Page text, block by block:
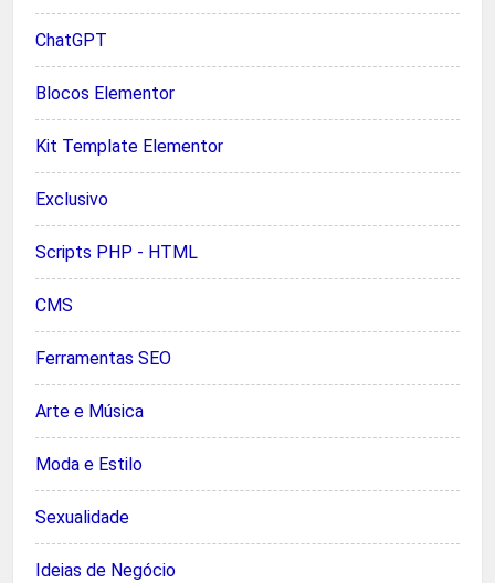
ChatGPT
Blocos Elementor
Kit Template Elementor
Exclusivo
Scripts PHP - HTML
CMS
Ferramentas SEO
Arte e Música
Moda e Estilo
Sexualidade
Ideias de Negócio